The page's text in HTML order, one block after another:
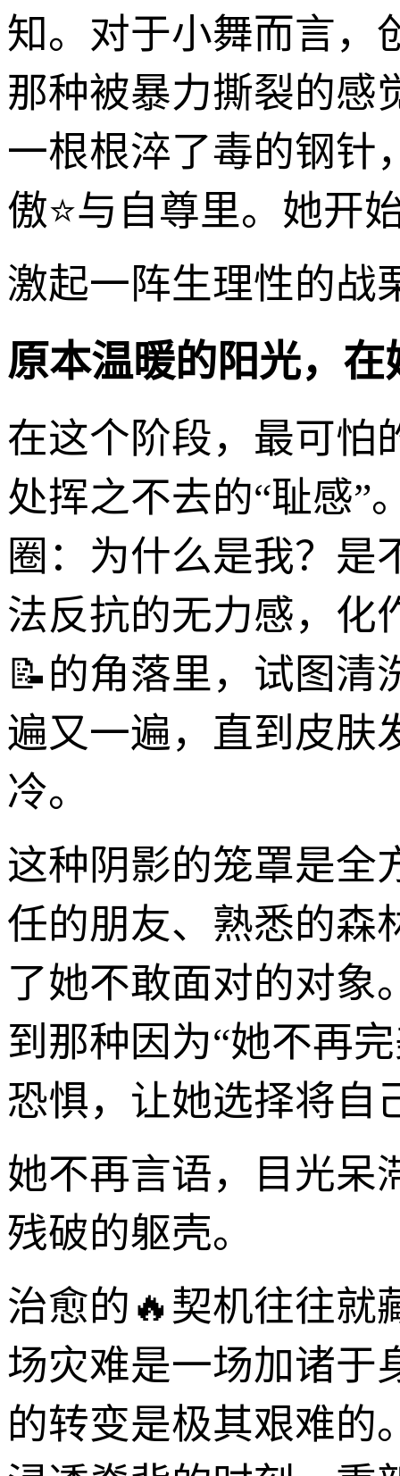
知。对于小舞而言，
那种被暴力撕裂的感
一根根淬了毒的钢针
傲⭐与自尊里。她开
激起一阵生理性的战
原本温暖的阳光，
在这个阶段，最可怕
处挥之不去的“耻感”
圈：为什么是我？是
法反抗的无力感，化
📝的角落里，试图清
遍又一遍，直到皮肤
冷。
这种阴影的笼罩是全
任的朋友、熟悉的
了她不敢面对的对象
到那种因为“她不再
恐惧，让她选择将自
她不再言语，目光呆
残破的躯壳。
治愈的🔥契机往往就
场灾难是一场加诸于
的转变是极其艰难的